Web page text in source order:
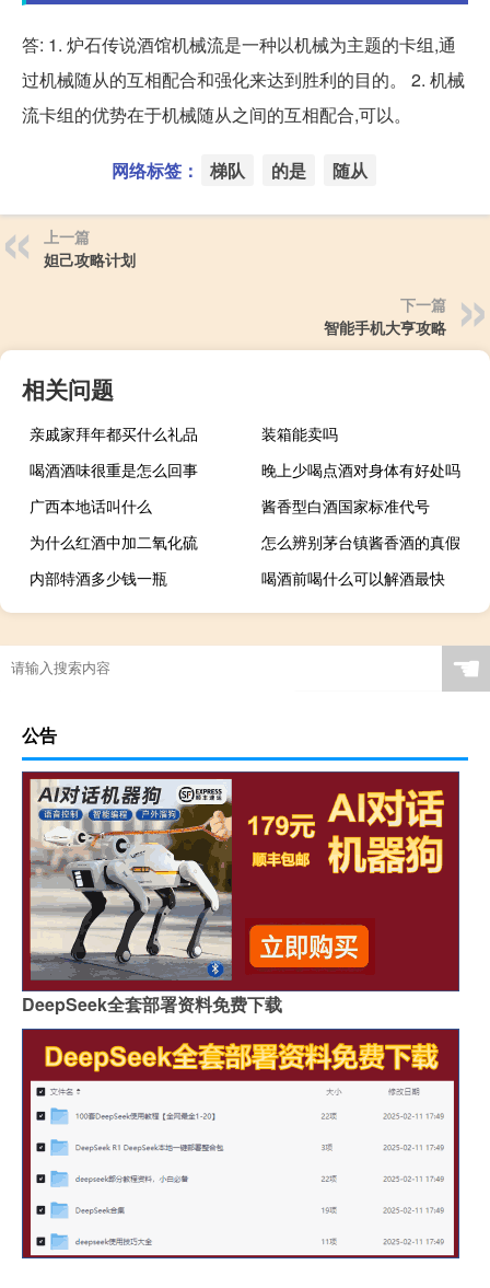
答: 1. 炉石传说酒馆机械流是一种以机械为主题的卡组,通
过机械随从的互相配合和强化来达到胜利的目的。 2. 机械
流卡组的优势在于机械随从之间的互相配合,可以。
网络标签： 梯队 的是 随从
上一篇
妲己攻略计划
下一篇
智能手机大亨攻略
相关问题
亲戚家拜年都买什么礼品
装箱能卖吗
喝酒酒味很重是怎么回事
晚上少喝点酒对身体有好处吗
广西本地话叫什么
酱香型白酒国家标准代号
为什么红酒中加二氧化硫
怎么辨别茅台镇酱香酒的真假
内部特酒多少钱一瓶
喝酒前喝什么可以解酒最快
☚
公告
DeepSeek全套部署资料免费下载